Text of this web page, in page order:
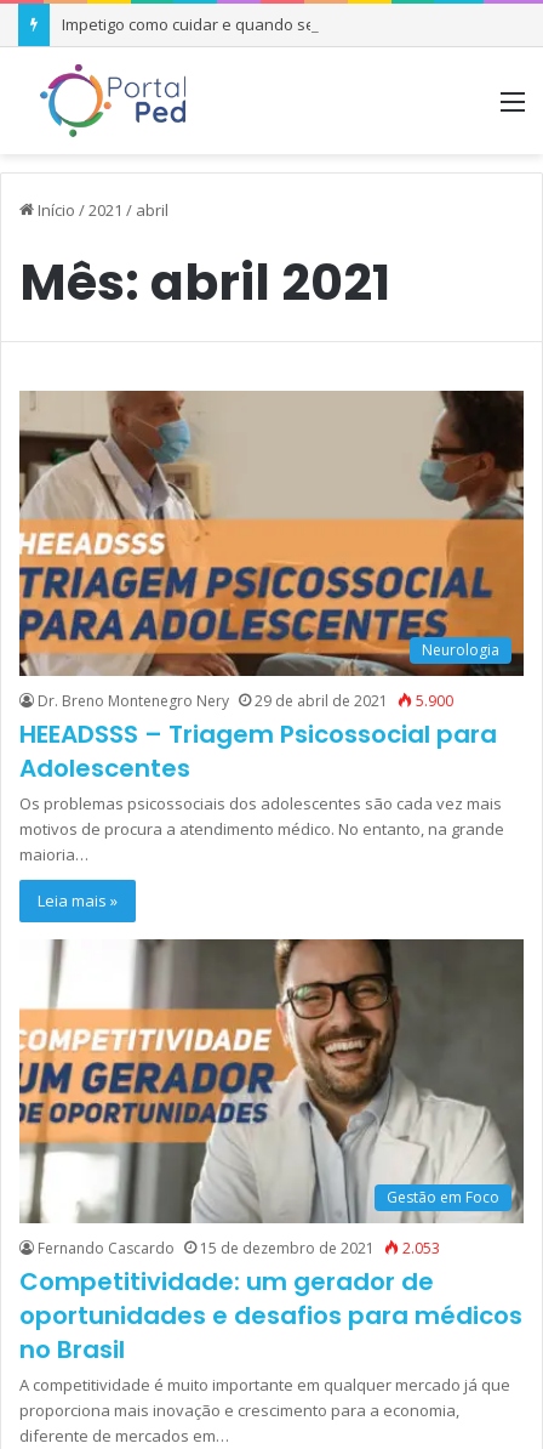
Impetigo como cuidar e quando se preocupar
Início /2021 / abril
Mês: abril 2021
Neurologia
Dr. Breno Montenegro Nery 29 de abril de 2021 5.900
HEEADSSS – Triagem Psicossocial para
Adolescentes
Os problemas psicossociais dos adolescentes são cada vez mais
motivos de procura a atendimento médico. No entanto, na grande
maioria…
Leia mais »
Gestão em Foco
Fernando Cascardo 15 de dezembro de 2021 2.053
Competitividade: um gerador de
oportunidades e desafios para médicos
no Brasil
A competitividade é muito importante em qualquer mercado já que
proporciona mais inovação e crescimento para a economia,
diferente de mercados em…